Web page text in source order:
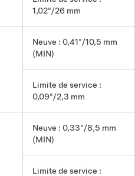
1,02"/26 mm
Neuve : 0,41"/10,5 mm
(MIN)
Limite de service :
0,09"/2,3 mm
Neuve : 0,33"/8,5 mm
(MIN)
Limite de service :